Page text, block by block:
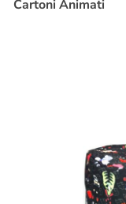
Cartoni Animati